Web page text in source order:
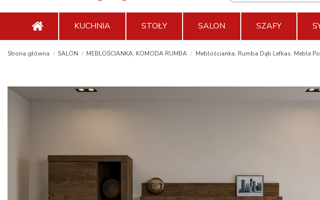
KUCHNIA STOŁY SALON SZAFY
Strona główna SALON MEBLOŚCIANKA, KOMODA RUMBA Meblościanka, Rumba Dąb Lefkas. Meble